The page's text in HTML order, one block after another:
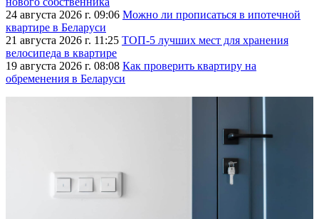
24 августа 2026 г. 09:06 Можно ли прописаться в ипотечной
квартире в Беларуси
21 августа 2026 г. 11:25 ТОП-5 лучших мест для хранения
велосипеда в квартире
19 августа 2026 г. 08:08 Как проверить квартиру на
обременения в Беларуси